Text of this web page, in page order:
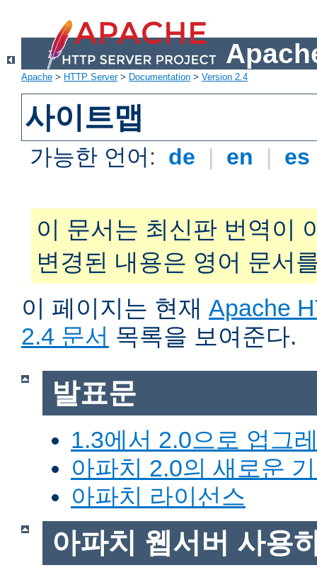
Apache > HTTP Server> Documentation > Version 2.4
사이트맵
가능한 언어: de | en | es
이 문서는 최신판 번역이
변경된 내용은 영어 문서
이 페이지는 현재 Apache
2.4 문서 목록을 보여준다.
발표문
1.3에서 2.0으로 업그
아파치 2.0의 새로운
아파치 라이선스
아파치 웹서버 사용